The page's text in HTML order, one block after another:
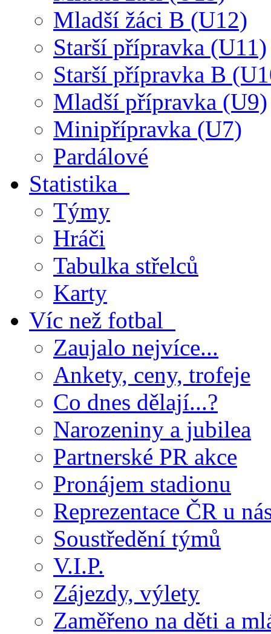
Mladší žáci B (U12)
Starší přípravka (U11)
Starší přípravka B
Mladší přípravka (U9)
Minipřípravka (U7)
Pardálové
Statistika
Týmy
Hráči
Tabulka střelců
Karty
Víc než fotbal
Zaujalo nejvíce...
Ankety, ceny, trofeje
Co dnes dělají...?
Narozeniny a jubilea
Partnerské PR akce
Pronájem stadionu
Reprezentace ČR u
Soustředění týmů
V.I.P.
Zájezdy, výlety
Zaměřeno na děti a